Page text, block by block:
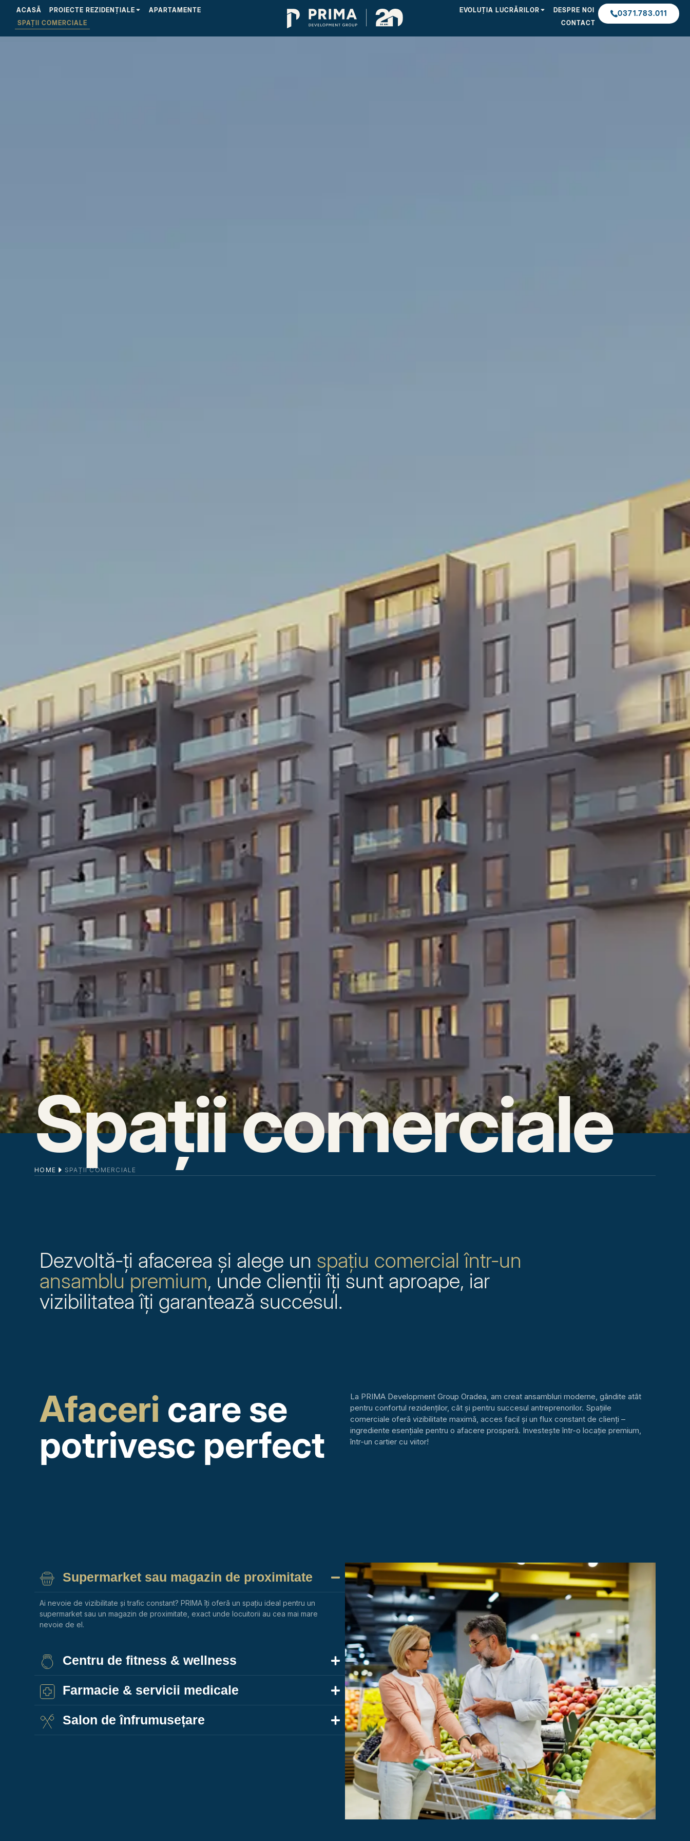
ACASĂ PROIECTE REZIDENȚIALE
APARTAMENTE
SPAȚII COMERCIALE
EVOLUȚIA LUCRĂRILOR
DESPRE NOI
CONTACT
0371.783.011
Spații comerciale
HOME SPAȚII COMERCIALE
Dezvoltă-ți afacerea și alege un spațiu comercial într-un
ansamblu premium, unde clienții îți sunt aproape, iar
vizibilitatea îți garantează succesul.
Afaceri care se
potrivesc perfect
La PRIMA Development Group Oradea, am creat ansambluri moderne, gândite atât
pentru confortul rezidenților, cât și pentru succesul antreprenorilor. Spațiile
comerciale oferă vizibilitate maximă, acces facil și un flux constant de clienți –
ingrediente esențiale pentru o afacere prosperă. Investește într-o locație premium,
într-un cartier cu viitor!
Supermarket sau magazin de proximitate
Ai nevoie de vizibilitate și trafic constant? PRIMA îți oferă un spațiu ideal pentru un
supermarket sau un magazin de proximitate, exact unde locuitorii au cea mai mare
nevoie de el.
Centru de fitness & wellness
Farmacie & servicii medicale
Salon de înfrumusețare